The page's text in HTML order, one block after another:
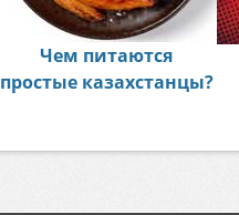
Чем питаются
простые казахстанцы?